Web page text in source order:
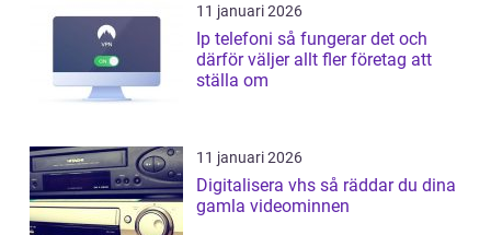
11 januari 2026
Ip telefoni så fungerar det och
därför väljer allt fler företag att
ställa om
11 januari 2026
Digitalisera vhs så räddar du dina
gamla videominnen